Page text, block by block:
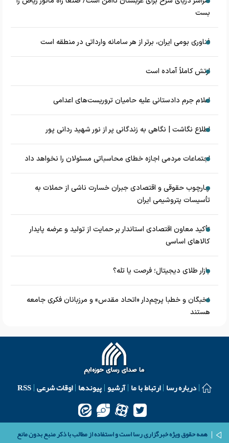
بست
فناوری بومی ایران، برتر از هر سامانه وارداتی در منطقه است
ارتش کاملاً آماده است
اعلام جرم دادستانی علیه حامیان تروریست‌های اعدامی
اطلاع نگاشت | نگاهی به زندگانی پر از نور شهید ردانی پور
اجتماعات مردمی اجازه خطای محاسباتی مسئولان را نخواهد داد
چارچوب حقوقی و اقتصادی جبران خسارت ناشی از حملات به
تأسیسات پتروشیمی ایران
تأکید معاون اقتصادی استاندار بر حمایت از تولید و عرضه پایدار
کالاهای اساسی
بازار طلای دیجیتال؛ فرصت یا تله؟
نخبگان و خطبا پرچم‌دار «اتحاد مقدس» و مرزبانان فکری جامعه
هستند
درباره رسا ارتباط با ما آرشیو پیوندها اوقات شرعی RSS
همه حقوق ویژه خبرگزاری رسا است و استفاده از مطالب با ذکر منبع بدون مانع